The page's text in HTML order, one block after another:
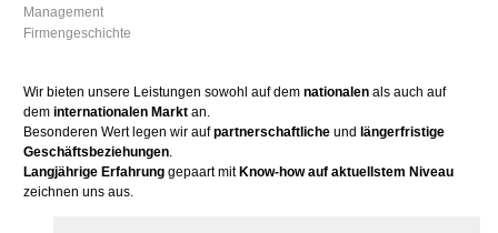
Management
Firmengeschichte
Wir bieten unsere Leistungen sowohl auf dem nationalen als auch auf
dem internationalen Markt an.
Besonderen Wert legen wir aufpartnerschaftliche und längerfristige
Geschäftsbeziehungen.
Langjährige Erfahrung gepaart mit Know-how auf aktuellstem Niveau
zeichnen uns aus.